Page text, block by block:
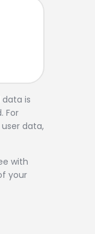
is
For
data,
with
your